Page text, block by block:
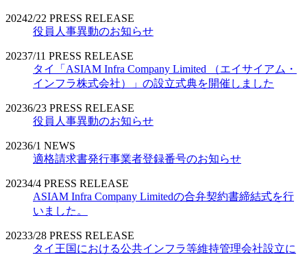
20242/22 PRESS RELEASE
役員人事異動のお知らせ
20237/11 PRESS RELEASE
タイ「ASIAM Infra Company Limited （エイサイアム・
インフラ株式会社）」の設立式典を開催しました
20236/23 PRESS RELEASE
役員人事異動のお知らせ
20236/1 NEWS
適格請求書発行事業者登録番号のお知らせ
20234/4 PRESS RELEASE
ASIAM Infra Company Limitedの合弁契約書締結式を行
いました。
20233/28 PRESS RELEASE
タイ王国における公共インフラ等維持管理会社設立に